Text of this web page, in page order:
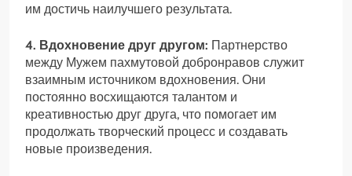
им достичь наилучшего результата.
4. Вдохновение друг другом: Партнерство
между Мужем пахмутовой добронравов служит
взаимным источником вдохновения. Они
постоянно восхищаются талантом и
креативностью друг друга, что помогает им
продолжать творческий процесс и создавать
новые произведения.